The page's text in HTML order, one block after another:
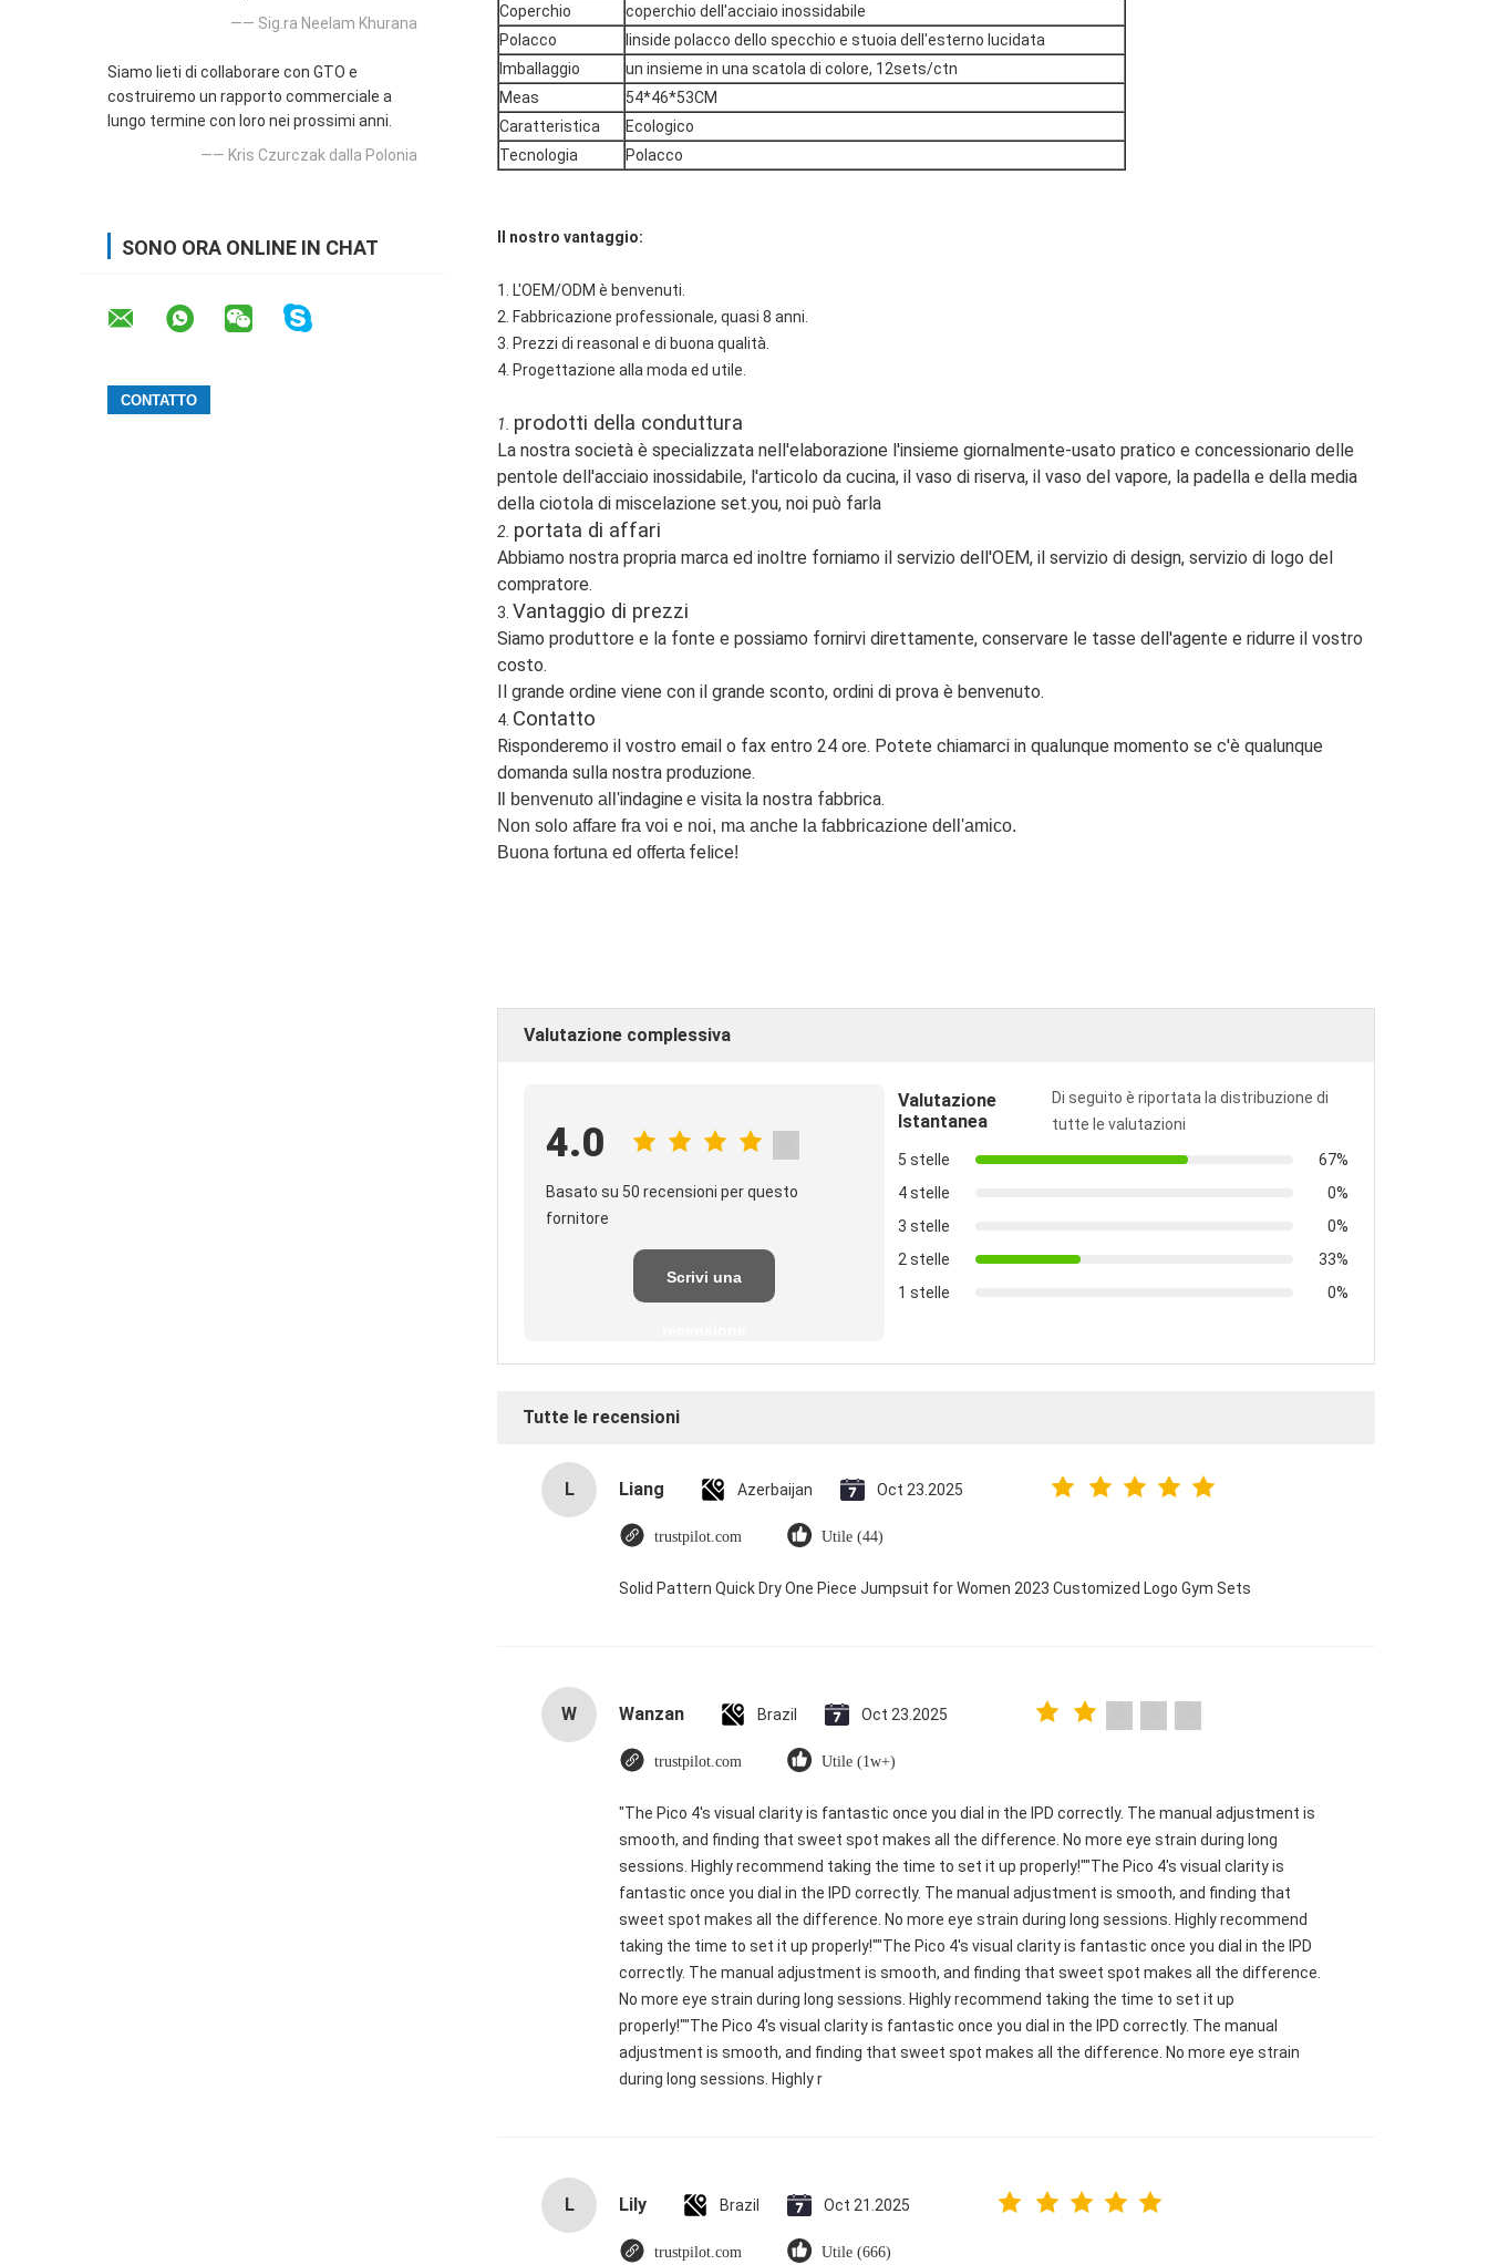
—— Sig.ra Neelam Khurana
Siamo lieti di collaborare con GTO e
costruiremo un rapporto commerciale a
lungo termine con loro nei prossimi anni.
—— Kris Czurczak dalla Polonia
SONO ORA ONLINE IN CHAT
Coperchio
coperchio dell'acciaio inossidabile
Polacco
Iinside polacco dello specchio e stuoia dell'esterno lucidata
Imballaggio
un insieme in una scatola di colore, 12sets/ctn
Meas
54*46*53CM
Caratteristica
Ecologico
Tecnologia
Polacco
Il nostro vantaggio:
1. L'OEM/ODM è benvenuti.
2. Fabbricazione professionale, quasi 8 anni.
3. Prezzi di reasonal e di buona qualità.
4. Progettazione alla moda ed utile.
1. prodotti della conduttura
La nostra società è specializzata nell'elaborazione l'insieme giornalmente-usato pratico e concessionario delle
pentole dell'acciaio inossidabile, l'articolo da cucina, il vaso di riserva, il vaso del vapore, la padella e della media
della ciotola di miscelazione set.you, noi può farla
2. portata di affari
Abbiamo nostra propria marca ed inoltre forniamo il servizio dell'OEM, il servizio di design, servizio di logo del
compratore.
3. Vantaggio di prezzi
Siamo produttore e la fonte e possiamo fornirvi direttamente, conservare le tasse dell'agente e ridurre il vostro
costo.
Il grande ordine viene con il grande sconto, ordini di prova è benvenuto.
4. Contatto
Risponderemo il vostro email o fax entro 24 ore. Potete chiamarci in qualunque momento se c'è qualunque
domanda sulla nostra produzione.
Il benvenuto all'indagine e visita la nostra fabbrica.
Non solo affare fra voi e noi, ma anche la fabbricazione dell'amico.
Buona fortuna ed offerta felice!
Valutazione complessiva
4.0
Basato su 50 recensioni per questo
fornitore
Scrivi una
Valutazione
Istantanea
Di seguito è riportata la distribuzione di
tutte le valutazioni
5 stelle
67%
4 stelle
0%
3 stelle
0%
2 stelle
33%
1 stelle
0%
Tutte le recensioni
L Liang Azerbaijan Oct 23.2025
trustpilot.com Utile (44)
Solid Pattern Quick Dry One Piece Jumpsuit for Women 2023 Customized Logo Gym Sets
W Wanzan Brazil Oct 23.2025
trustpilot.com Utile (1w+)
"The Pico 4's visual clarity is fantastic once you dial in the IPD correctly. The manual adjustment is
smooth, and finding that sweet spot makes all the difference. No more eye strain during long
sessions. Highly recommend taking the time to set it up properly!""The Pico 4's visual clarity is
fantastic once you dial in the IPD correctly. The manual adjustment is smooth, and finding that
sweet spot makes all the difference. No more eye strain during long sessions. Highly recommend
taking the time to set it up properly!""The Pico 4's visual clarity is fantastic once you dial in the IPD
correctly. The manual adjustment is smooth, and finding that sweet spot makes all the difference.
No more eye strain during long sessions. Highly recommend taking the time to set it up
properly!""The Pico 4's visual clarity is fantastic once you dial in the IPD correctly. The manual
adjustment is smooth, and finding that sweet spot makes all the difference. No more eye strain
during long sessions. Highly r
L Lily Brazil Oct 21.2025
trustpilot.com Utile (666)